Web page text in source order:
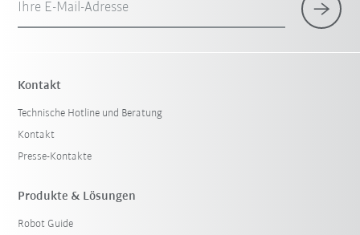
Ihre E-Mail-Adresse
Kontakt
Technische Hotline und Beratung
Kontakt
Presse-Kontakte
Produkte & Lösungen
Robot Guide